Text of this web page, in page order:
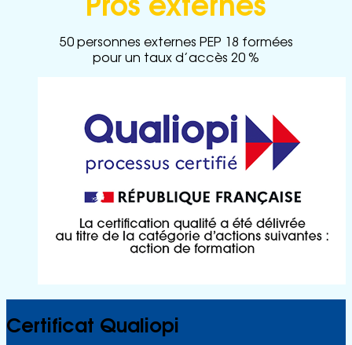
50 personnes externes PEP 18 formées
pour un taux d’accès 20 %
Certificat Qualiopi